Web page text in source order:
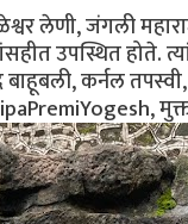
लेणी, जंगली
उपस्थित होते.
कर्नल